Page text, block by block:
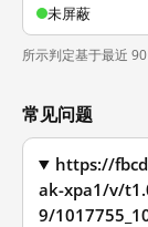
未屏蔽
所示判定基于最近
常见问题
https://
ak-xpa1/v/
9/